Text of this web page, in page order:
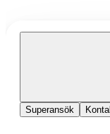
Superansök